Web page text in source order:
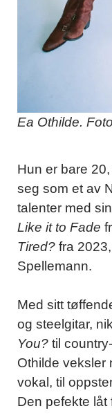
Ea Othilde.
Hun er bare
seg som et av
talenter med
Like it to Fade
Tired? fra
Spellemann.
Med sitt
og steelgitar,
You? til
Othilde veksler
vokal, til
Den pefekte låt